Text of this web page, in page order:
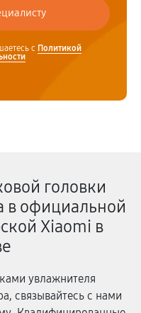
с Политикой
головки
в официальной
Xiaomi в
увлажнителя
связывайтесь с нами